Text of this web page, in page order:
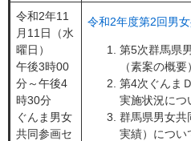
令和2年11
月11日（水
曜日）
午後3時00
分～午後4
時30分
ぐんま男女
共同参画セ
令和2年度第2回男
第5次群馬県
（素案の概
第4次ぐんま
実施状況につ
群馬県男女共
実績）につい